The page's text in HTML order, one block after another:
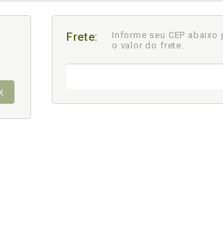
Frete:
Informe seu CEP abaixo
o valor do frete.